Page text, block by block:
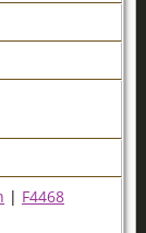
| F4468